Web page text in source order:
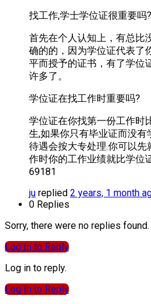
找工作,学士学位证很重要吗?
首先在个人认知上，有总比
确的的，因为学位证代表了
平而授予的证书，有了学位
许多了。
学位证在找工作时重要吗?
学位证在你找第一份工作时
生,如果你只有毕业证而没
待遇会按大专处理.你可以先
作时你的工作业绩就比学位
69181
ju replied 2 years, 1 month
0 Replies
Sorry, there were no replies found.
Log In to Reply
Log in to reply.
Log In to Reply